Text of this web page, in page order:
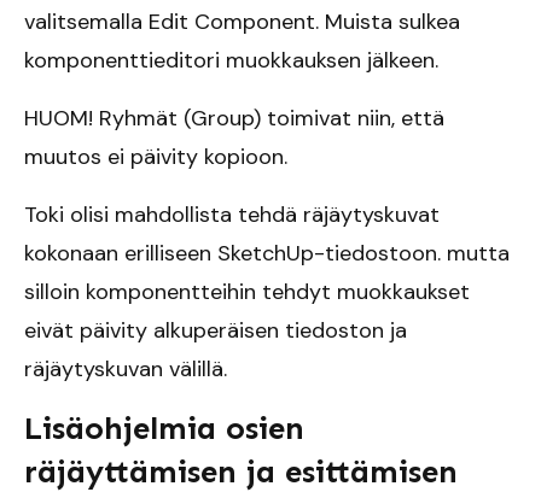
valitsemalla Edit Component. Muista sulkea
komponenttieditori muokkauksen jälkeen.
HUOM! Ryhmät (Group) toimivat niin, että
muutos ei päivity kopioon.
Toki olisi mahdollista tehdä räjäytyskuvat
kokonaan erilliseen SketchUp-tiedostoon. mutta
silloin komponentteihin tehdyt muokkaukset
eivät päivity alkuperäisen tiedoston ja
räjäytyskuvan välillä.
Lisäohjelmia osien
räjäyttämisen ja esittämisen